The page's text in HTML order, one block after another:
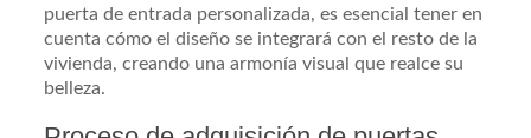
puerta de entrada personalizada, es esencial tener en
cuenta cómo el diseño se integrará con el resto de la
vivienda, creando una armonía visual que realce su
belleza.